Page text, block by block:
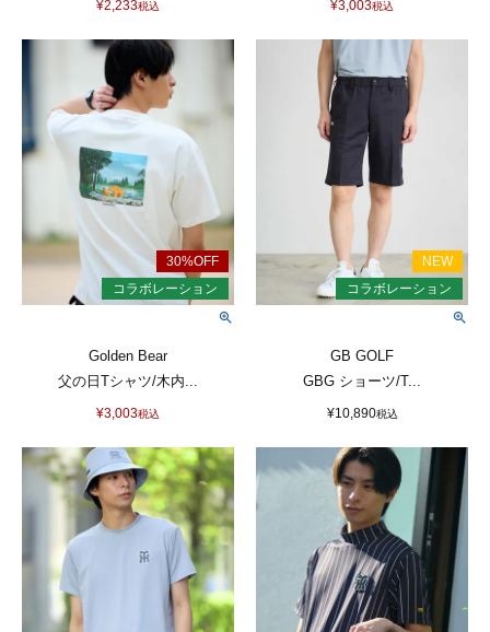
¥2,233税込 ¥3,003税込
Golden Bear
父の日Tシャツ/木内...
¥3,003税込
GB GOLF
GBG ショーツ/T...
¥10,890税込